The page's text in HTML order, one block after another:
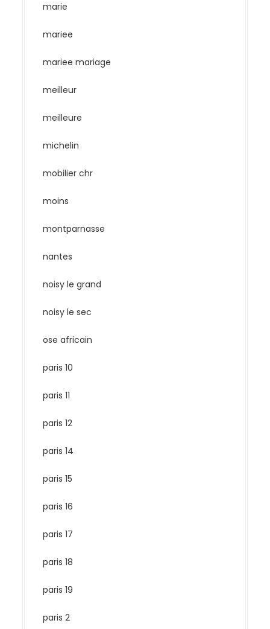
marie
mariee
mariee mariage
meilleur
meilleure
michelin
mobilier chr
moins
montparnasse
nantes
noisy le grand
noisy le sec
ose africain
paris 10
paris 11
paris 12
paris 14
paris 15
paris 16
paris 17
paris 18
paris 19
paris 2